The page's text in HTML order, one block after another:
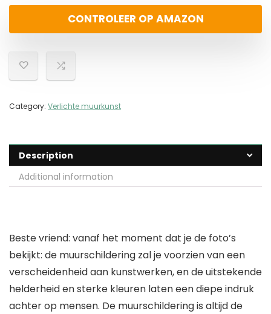
CONTROLEER OP AMAZON
Category: Verlichte muurkunst
Description
Additional information
Beste vriend: vanaf het moment dat je de foto’s
bekijkt: de muurschildering zal je voorzien van een
verscheidenheid aan kunstwerken, en de uitstekende
helderheid en sterke kleuren laten een diepe indruk
achter op mensen. De muurschildering is altijd de